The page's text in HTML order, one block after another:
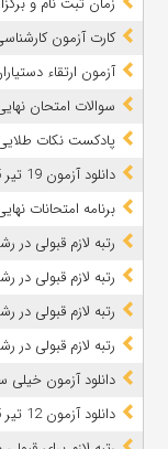
کارت آزمون کارشناسی ارشد سال
آزمون ارتقاء دستیاران
سوالات امتحان نهایی تعلیمات دینی
پادکست نکات طلایی
دانلود آزمون 19 تیر 1405 قلمچی
برنامه امتحانات
رتبه لازم قبولی در
رتبه لازم قبولی در
رتبه لازم قبولی در
رتبه لازم قبولی در
دانلود آزمون خیلی سبز 12 تیر 1405 پایه دوازدهم و
دانلود آزمون 12 تیر 1405 قلمچی